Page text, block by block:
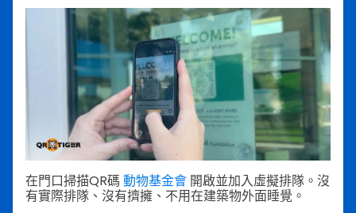
在門口掃描QR碼 動物基金會 開啟並加入虛擬排隊。沒
有實際排隊、沒有擠擁、不用在建築物外面睡覺。